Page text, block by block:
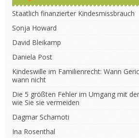
Staatlich finanzierter Kindesmissbrauch
Sonja Howard
David Bleikamp
Daniela Post
Kindeswille im Familienrecht: Wann
wann nicht
Die 5 größten Fehler im Umgang mit
wie Sie sie vermeiden
Dagmar Schamoti
Ina Rosenthal